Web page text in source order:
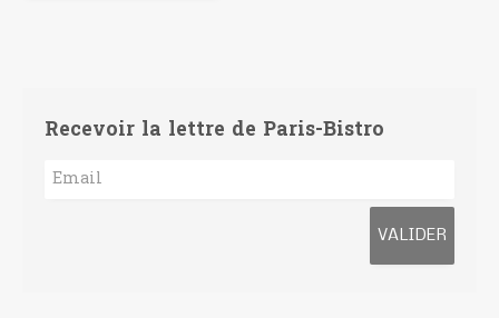
Recevoir la lettre de Paris-Bistro